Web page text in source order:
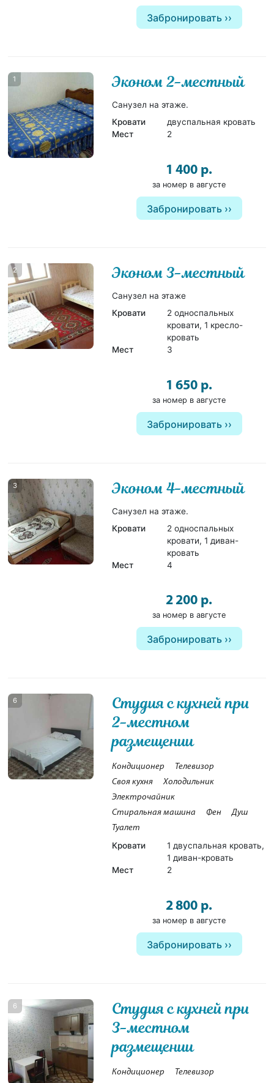
Забронировать
1 Эконом 2-местный
Санузел на этаже.
Кровати
двуспальная кровать
Мест
2
1 400 р.
за номер в августе
Забронировать
2 Эконом 3-местный
Санузел на этаже
Кровати
2 односпальных
кровати, 1 кресло-
кровать
Мест
3
1 650 р.
за номер в августе
Забронировать
3 Эконом 4-местный
Санузел на этаже.
Кровати
2 односпальных
кровати, 1 диван-
кровать
Мест
4
2 200 р.
за номер в августе
Забронировать
6
Студия с кухней при
2-местном
размещении
Кондиционер
Телевизор
Своя кухня
Холодильник
Электрочайник
Стиральная машина
Фен
Душ
Туалет
Кровати
1 двуспальная кровать,
1 диван-кровать
Мест
2
2 800 р.
за номер в августе
Забронировать
6
Студия с кухней при
3-местном
размещении
Кондиционер Телевизор